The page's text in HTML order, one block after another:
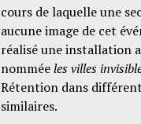
cours de laquelle une
aucune image de cet
réalisé une installation
nomméeles villes
Rétention dans
similaires.